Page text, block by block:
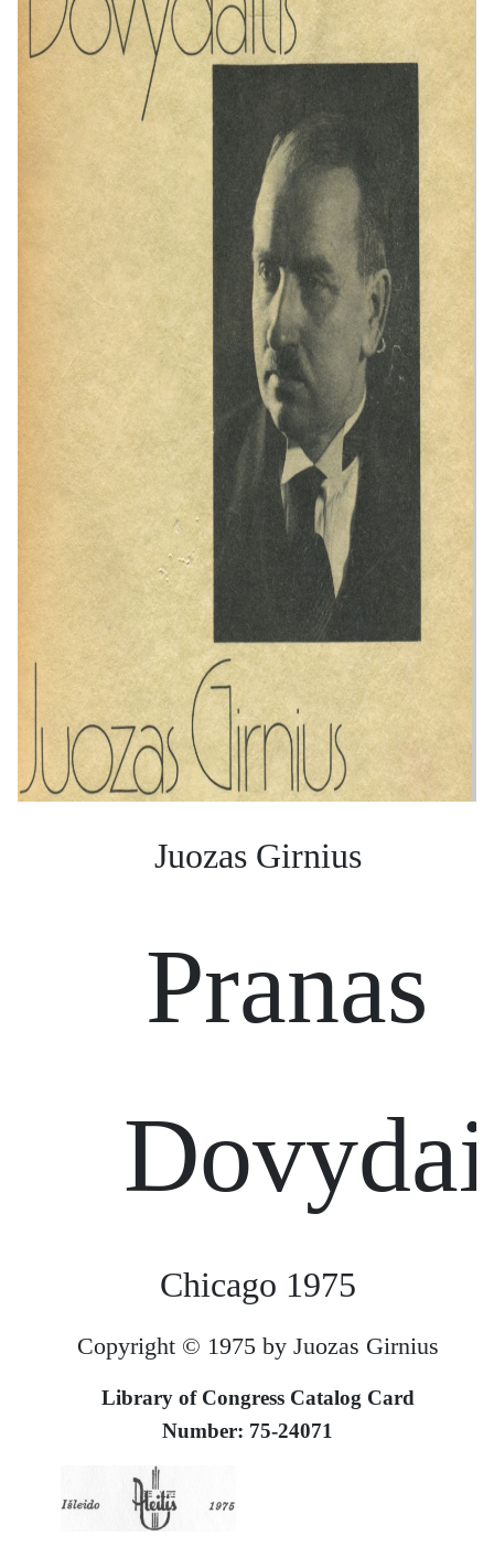
Juozas Girnius
Pranas
Chicago 1975
Copyright © 1975 by Juozas Girnius
Library of Congress Catalog Card
Number: 75-24071